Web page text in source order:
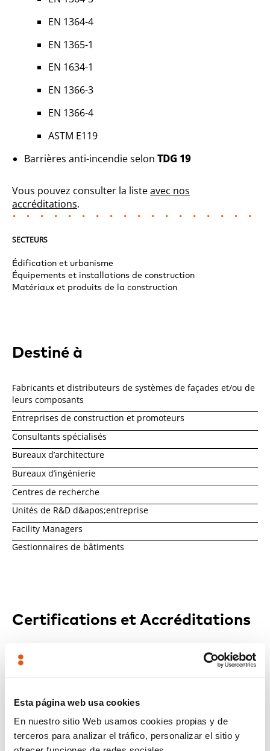
Esta página web usa cookies
En nuestro sitio Web usamos cookies propias y de
terceros para analizar el tráfico, personalizar el sitio y
EN 1364-4
EN 1365-1
EN 1634-1
EN 1366-3
EN 1366-4
ASTM E119
Barrières anti-incendie selonTDG 19
Vous pouvez consulter la listeavec nos
accréditations.
SECTEURS
Édification et urbanisme
Équipements et installations de construction
Matériaux et produits de la construction
Destiné à
Fabricants et distributeurs de systèmes de façades et/ou de
leurs composants
Entreprises de construction et promoteurs
Consultants spécialisés
Bureaux d’architecture
Bureaux d’ingénierie
Centres de recherche
Unités de R&D d&apos;entreprise
Facility Managers
Gestionnaires de bâtiments
Certifications et Accréditations
ISO 17025 avec le nº de dossier 4/LE063